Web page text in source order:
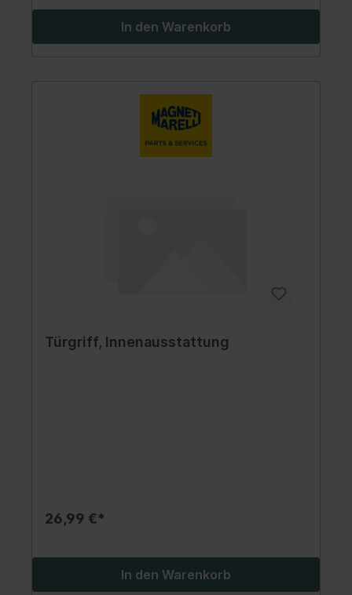
In den Warenkorb
Türgriff, Innenausstattung
26,99 €*
In den Warenkorb